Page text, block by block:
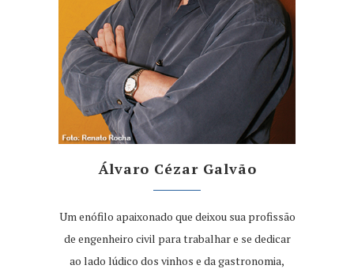
Álvaro Cézar Galvão
Um enófilo apaixonado que deixou sua profissão
de engenheiro civil para trabalhar e se dedicar
ao lado lúdico dos vinhos e da gastronomia,